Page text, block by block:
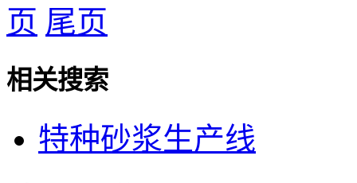
页 尾页
相关搜索
特种砂浆生产线